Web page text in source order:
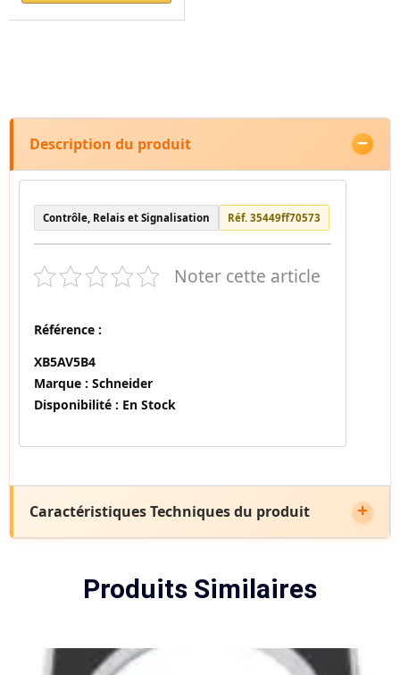
Description du produit
Contrôle, Relais et Signalisation Réf. 35449ff70573
Noter cette article
Référence :
XB5AV5B4
Marque : Schneider
Disponibilité : En Stock
Caractéristiques Techniques du produit
Produits Similaires